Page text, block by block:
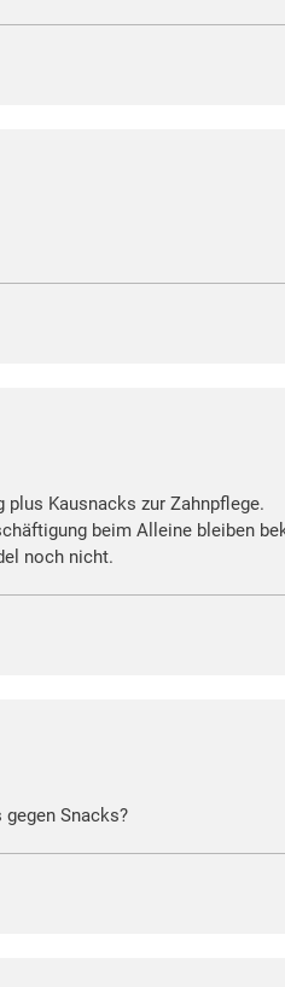
plus Kausnacks zur Zahnpflege.
beim Alleine bleiben
noch nicht.
Snacks?